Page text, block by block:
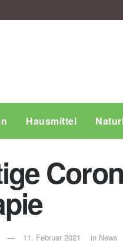
Hausmittel
11. Februar 2021 in News